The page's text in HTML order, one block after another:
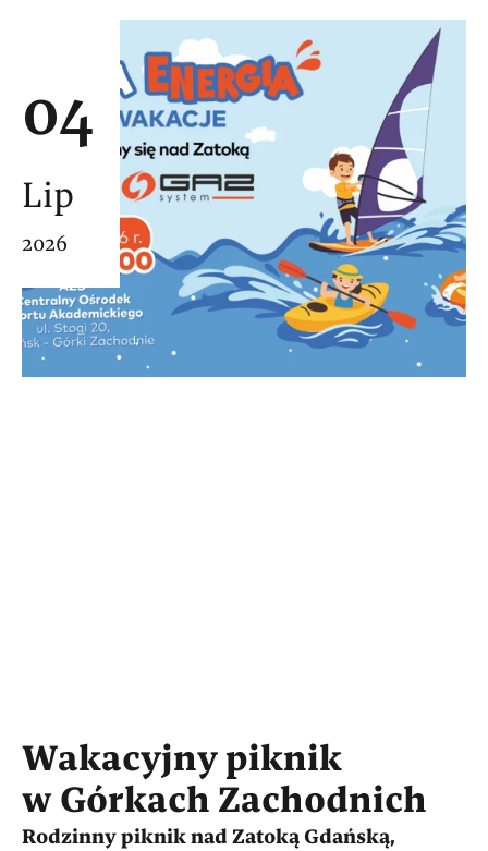
04
Lip
2026
Wakacyjny piknik
w Górkach Zachodnich
Rodzinny piknik nad Zatoką Gdańską,